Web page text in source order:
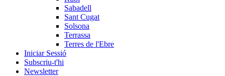
Sabadell
Sant Cugat
Solsona
Terrassa
Terres de l'Ebre
Iniciar Sessió
Subscriu-t'hi
Newsletter